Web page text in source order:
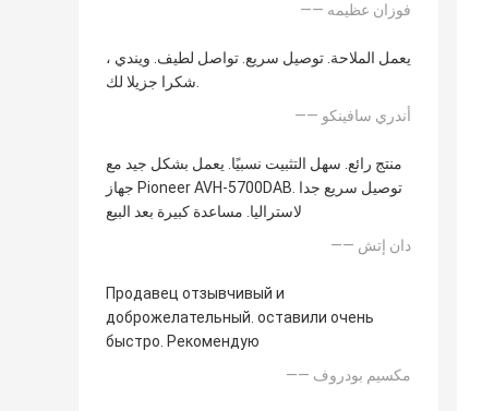
—— فوزان عظيمه
يعمل الملاحة. توصيل سريع. تواصل لطيف. ويندي ،
شكرا جزيلا لك.
—— أندري سافينكو
منتج رائع. سهل التثبيت نسبيًا. يعمل بشكل جيد مع
جهاز Pioneer AVH-5700DAB. توصيل سريع جدا
لاستراليا. مساعدة كبيرة بعد البيع
—— دان إتش
Продавец отзывчивый и
доброжелательный. оставили очень
быстро. Рекомендую
—— مكسيم بودروف